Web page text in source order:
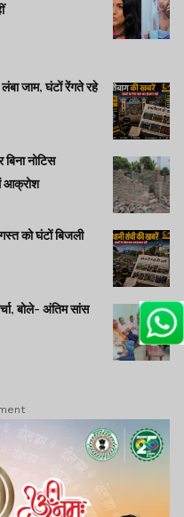
जाम, घंटों रेंगते रहे
नोटिस
आक्रोश
को घंटों बिजली
बोले- अंतिम सांस